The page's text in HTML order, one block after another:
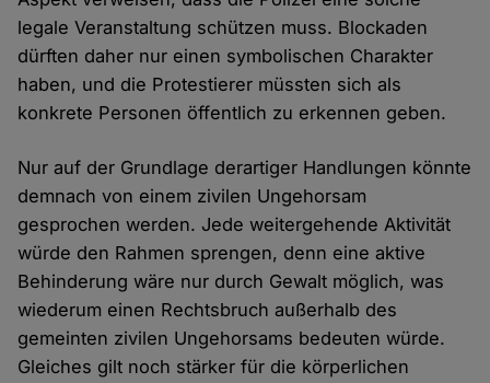
legale Veranstaltung schützen muss. Blockaden
dürften daher nur einen symbolischen Charakter
haben, und die Protestierer müssten sich als
konkrete Personen öffentlich zu erkennen geben.
Nur auf der Grundlage derartiger Handlungen könnte
demnach von einem zivilen Ungehorsam
gesprochen werden. Jede weitergehende Aktivität
würde den Rahmen sprengen, denn eine aktive
Behinderung wäre nur durch Gewalt möglich, was
wiederum einen Rechtsbruch außerhalb des
gemeinten zivilen Ungehorsams bedeuten würde.
Gleiches gilt noch stärker für die körperlichen